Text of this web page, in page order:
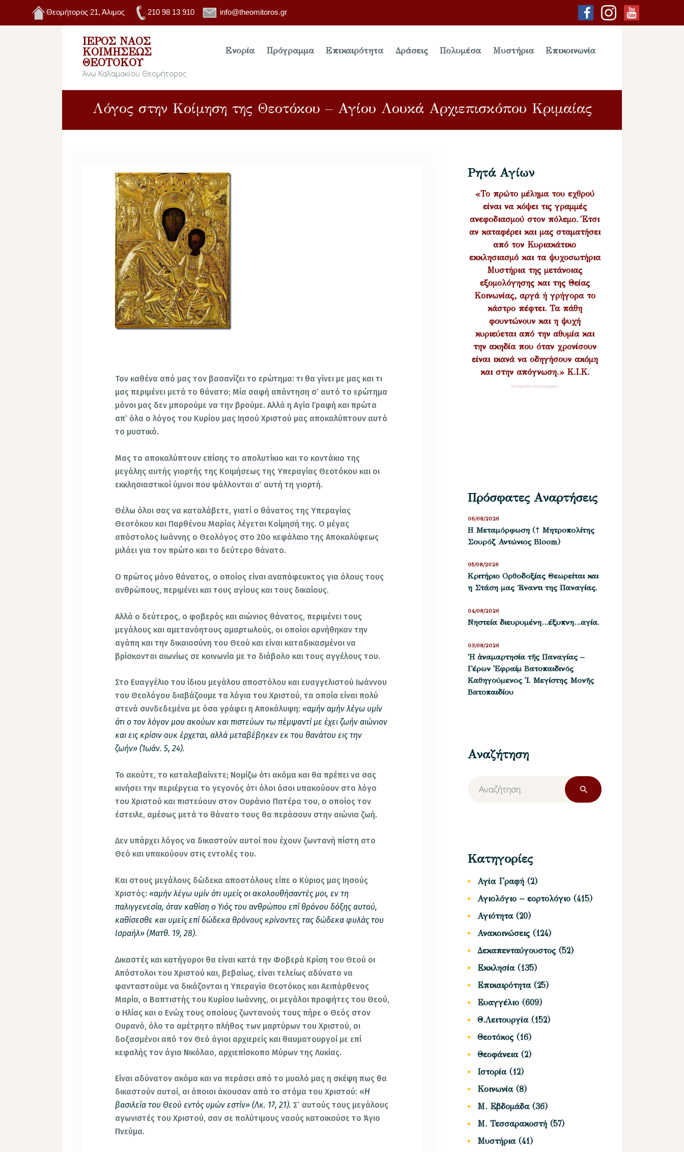
Θεομήτορος 21, Άλιμος 210 98 13 910 info@theomitoros.gr
ΙΕΡΌΣ ΝΑΌΣ
ΚΟΙΜΉΣΕΩΣ
ΘΕΟΤΌΚΟΥ
Άνω Καλαμακίου Θεομήτορος
Ενορία Πρόγραμμα Επικαιρότητα Δράσεις Πολυμέσα Μυστήρια Επικοινωνία
Λόγος στην Κοίμηση της Θεοτόκου – Αγίου Λουκά Αρχιεπισκόπου Κριμαίας
Τον καθένα από μας τον βασανίζει το ερώτημα: τι θα γίνει με μας και τι
μας περιμένει μετά το θάνατο; Μία σαφή απάντηση σ’ αυτό το ερώτημα
μόνοι μας δεν μπορούμε να την βρούμε. Αλλά η Αγία Γραφή και πρώτα
απ’ όλα ο λόγος του Κυρίου μας Ιησού Χριστού μας αποκαλύπτουν αυτό
το μυστικό.
Μας το αποκαλύπτουν επίσης το απολυτίκιο και το κοντάκιο της
μεγάλης αυτής γιορτής της Κοιμήσεως της Υπεραγίας Θεοτόκου και οι
εκκλησιαστικοί ύμνοι που ψάλλονται σ’ αυτή τη γιορτή.
Θέλω όλοι σας να καταλάβετε, γιατί ο θάνατος της Υπεραγίας
Θεοτόκου και Παρθένου Μαρίας λέγεται Κοίμησή της. Ο μέγας
απόστολος Ιωάννης ο Θεολόγος στο 20ο κεφάλαιο της Αποκαλύψεως
μιλάει για τον πρώτο και το δεύτερο θάνατο.
Ο πρώτος μόνο θάνατος, ο οποίος είναι αναπόφευκτος για όλους τους
ανθρώπους, περιμένει και τους αγίους και τους δικαίους.
Αλλά ο δεύτερος, ο φοβερός και αιώνιος θάνατος, περιμένει τους
μεγάλους και αμετανόητους αμαρτωλούς, οι οποίοι αρνήθηκαν την
αγάπη και την δικαιοσύνη του Θεού και είναι καταδικασμένοι να
βρίσκονται αιωνίως σε κοινωνία με το διάβολο και τους αγγέλους του.
Στο Ευαγγέλιο του ίδιου μεγάλου αποστόλου και ευαγγελιστού Ιωάννου
του Θεολόγου διαβάζουμε τα λόγια του Χριστού, τα οποία είναι πολύ
στενά συνδεδεμένα με όσα γράφει η Αποκάλυψη:«αμήν αμήν λέγω υμίν
ότι ο τον λόγον μου ακούων και πιστεύων τω πέμψαντί με έχει ζωήν αιώνιον
και εις κρίσιν ουκ έρχεται, αλλά μεταβέβηκεν εκ του θανάτου εις την
ζωήν» (Ίωάν. 5, 24).
Το ακούτε, το καταλαβαίνετε; Νομίζω ότι ακόμα και θα πρέπει να σας
κινήσει την περιέργεια το γεγονός ότι όλοι όσοι υπακούουν στο λόγο
του Χριστού και πιστεύουν στον Ουράνιο Πατέρα του, ο οποίος τον
έστειλε, αμέσως μετά το θάνατο τους θα περάσουν στην αιώνια ζωή.
Δεν υπάρχει λόγος να δικαστούν αυτοί που έχουν ζωντανή πίστη στο
Θεό και υπακούουν στις εντολές του.
Και στους μεγάλους δώδεκα αποστόλους είπε ο Κύριος μας Ιησούς
Χριστός:«αμήν λέγω υμίν ότι υμείς οι ακολουθήσαντές μοι, εν τη
παλιγγενεσία, όταν καθίση ο Υιός του ανθρώπου επί θρόνου δόξης αυτού,
καθίσεσθε και υμείς επί δώδεκα θρόνους κρίνοντες τας δώδεκα φυλάς του
Ισραήλ» (Ματθ. 19, 28).
Δικαστές και κατήγοροι θα είναι κατά την Φοβερά Κρίση του Θεού οι
Απόστολοι του Χριστού και, βεβαίως, είναι τελείως αδύνατο να
φανταστούμε να δικάζονται η Υπεραγία Θεοτόκος και Αειπάρθενος
Μαρία, ο Βαπτιστής του Κυρίου Ιωάννης, οι μεγάλοι προφήτες του Θεού,
ο Ηλίας και ο Ενώχ τους οποίους ζωντανούς τους πήρε ο Θεός στον
Ουρανό, όλο το αμέτρητο πλήθος των μαρτύρων του Χριστού, οι
δοξασμένοι από τον Θεό άγιοι αρχιερείς και θαυματουργοί με επί
κεφαλής τον άγιο Νικόλαο, αρχιεπίσκοπο Μύρων της Λυκίας.
Είναι αδύνατον ακόμα και να περάσει από το μυαλό μας η σκέψη πως θα
δικαστούν αυτοί, οι όποιοι άκουσαν από το στόμα του Χριστού: «Η
βασιλεία του Θεού εντός υμών εστίν» (Λκ. 17, 21). Σ’ αυτούς τους μεγάλους
αγωνιστές του Χριστού, σαν σε πολύτιμους ναούς κατοικούσε το Άγιο
Πνεύμα.
Ρητά Αγίων
«Το πρώτο μέλημα του εχθρού
είναι να κόψει τις γραμμές
ανεφοδιασμού στον πόλεμο. Έτσι
αν καταφέρει και μας σταματήσει
από τον Κυριακάτικο
εκκλησιασμό και τα ψυχοσωτήρια
Μυστήρια της μετάνοιας
εξομολόγησης και της Θείας
Κοινωνίας, αργά ή γρήγορα το
κάστρο πέφτει. Τα πάθη
φουντώνουν και η ψυχή
κυριεύεται από την αθυμία και
την ακηδία που όταν χρονίσουν
είναι ικανά να οδηγήσουν ακόμη
και στην απόγνωση.» Κ.Ι.Κ.
Σύναξη Νέων Παλαιοχωρίου
Πρόσφατες Αναρτήσεις
Η Μεταμόρφωση († Μητροπολίτης
Σουρόζ Αντώνιος Bloom)
06/08/2026
Kριτήριο Oρθοδοξίας Θεωρείται και
η Στάση μας ΄Εναντι της Παναγίας.
05/08/2026
Νηστεία διευρυμένη…έξυπνη…αγία.
04/08/2026
Ἡ ἀναμαρτησία τῆς Παναγίας –
Γέρων Ἐφραίμ Βατοπαιδινός
Καθηγούμενος Ἱ. Μεγίστης Μονῆς
Βατοπαιδίου
03/08/2026
Αναζήτηση
Αναζήτηση
για:
Κατηγορίες
Αγία Γραφή (2)
Αγιολόγιο – εορτολόγιο (415)
Αγιότητα(20)
Ανακοινώσεις (124)
Δεκαπενταύγουστος (52)
Εκκλησία(135)
Επικαιρότητα(25)
Ευαγγέλιο (609)
Θ.Λειτουργία(152)
Θεοτόκος (16)
Θεοφάνεια(2)
Ιστορία(12)
Κοινωνία(8)
Μ. Εβδομάδα(36)
Μ. Τεσσαρακοστή (57)
Μυστήρια(41)